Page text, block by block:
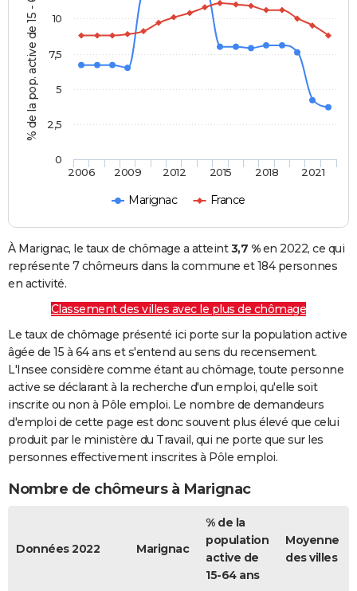
% de la pop. active de 15 - 64 ans
Marignac France
2006 2009 2012 2015 2018 2021
0
2,5
5
7,5
10
À Marignac, le taux de chômage a atteint3,7 %en 2022, ce qui
représente 7 chômeurs dans la commune et 184 personnes
en activité.
Classement des villes avec le plus de chômage
Le taux de chômage présenté ici porte sur la population active
âgée de 15 à 64 ans et s'entend au sens du recensement.
L'Insee considère comme étant au chômage, toute personne
active se déclarant à la recherche d'un emploi, qu'elle soit
inscrite ou non à Pôle emploi. Le nombre de demandeurs
d'emploi de cette page est donc souvent plus élevé que celui
produit par le ministère du Travail, qui ne porte que sur les
personnes effectivement inscrites à Pôle emploi.
Nombre de chômeurs à Marignac
Données 2022 Marignac
% de la
population
active de
15-64 ans
Moyenne
des villes